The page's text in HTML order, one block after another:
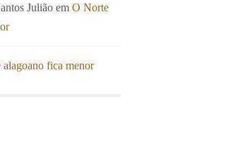
Julião em O Norte
fica menor